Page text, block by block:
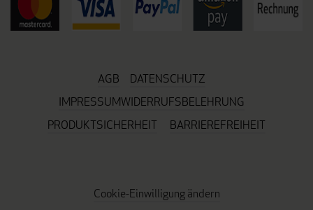
AGB
DATENSCHUTZ
IMPRESSUMWIDERRUFSBELEHRUNG
PRODUKTSICHERHEIT
BARRIEREFREIHEIT
Cookie-Einwilligung ändern